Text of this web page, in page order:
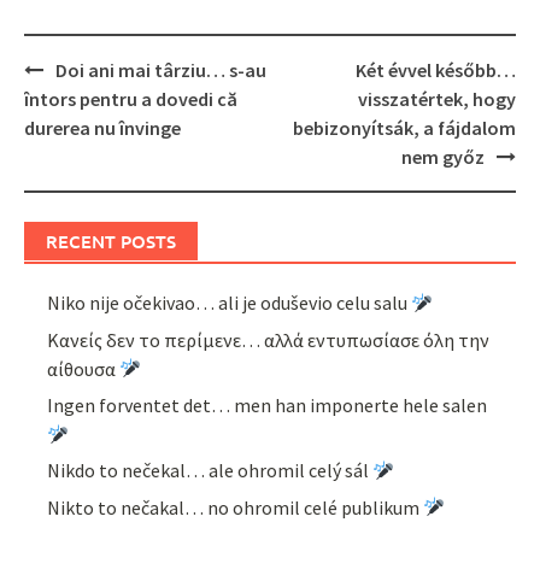
Post
navigation
Doi ani mai târziu… s-au
întors pentru a dovedi că
durerea nu învinge
Két évvel később…
visszatértek, hogy
bebizonyítsák, a fájdalom
nem győz
RECENT POSTS
Niko nije očekivao… ali je oduševio celu salu
Κανείς δεν το περίμενε… αλλά εντυπωσίασε όλη την
αίθουσα
Ingen forventet det… men han imponerte hele salen
Nikdo to nečekal… ale ohromil celý sál
Nikto to nečakal… no ohromil celé publikum